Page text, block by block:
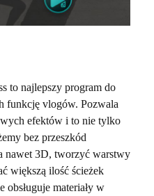
to najlepszy program do
funkcję vlogów. Pozwala
efektów i to nie tylko
bez przeszkód
nawet 3D, tworzyć warstwy
większą ilość ścieżek
obsługuje materiały w